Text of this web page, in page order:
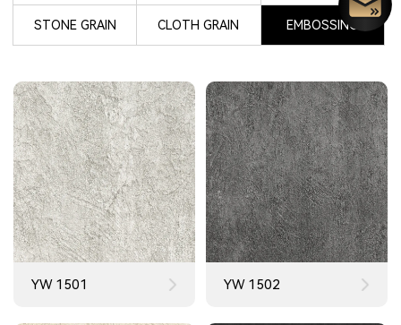
STONE GRAIN CLOTH GRAIN EMBOSSING
YW 1501 YW 1502